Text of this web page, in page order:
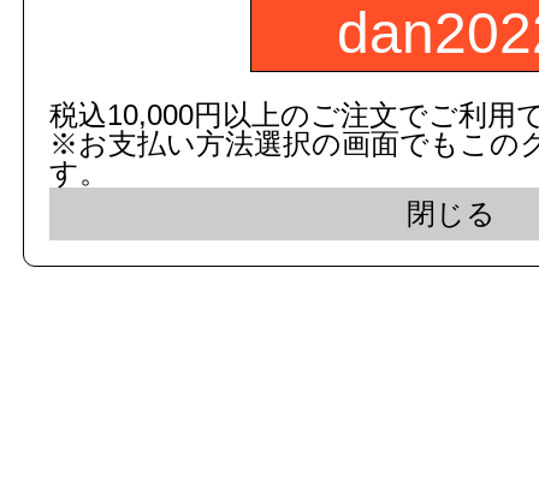
c 2015 dandorie.com All
表示モード： モバ
税込10,000円以上のご注文でご利用
※お支払い方法選択の画面でもこの
す。
閉じる